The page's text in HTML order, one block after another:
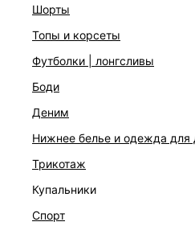
шорты
топы и корсеты
футболки | лонгсливы
боди
деним
нижнее белье и одежда для
трикотаж
купальники
спорт
Цвет: светлый индиго
На модели размер 44. Крой
Подробные условия